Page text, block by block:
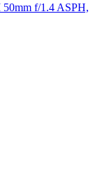
f/1.4 ASPH,